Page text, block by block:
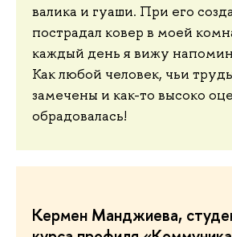
валика и гуаши. При его
пострадал ковер в моей
каждый день я вижу
Как любой человек, чьи
замечены и как-то высоко
обрадовалась!
Кермен Манджиева,